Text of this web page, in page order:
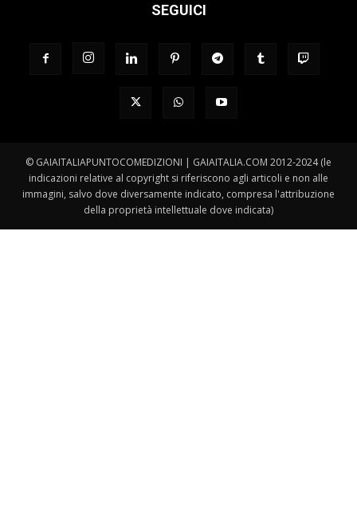
SEGUICI
© GAIAITALIAPUNTOCOMEDIZIONI | GAIAITALIA.COM 2012-2024 (le
indicazioni relative al copyright si riferiscono agli articoli e non alle
immagini, salvo dove diversamente indicato, compresa l'attribuzione
della proprietà intellettuale dove indicata)